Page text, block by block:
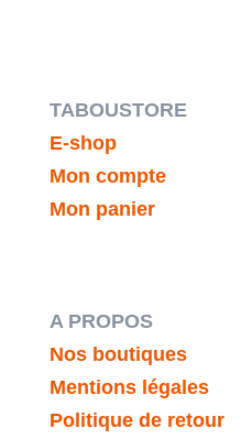
TABOUSTORE
E-shop
Mon compte
Mon panier
A PROPOS
Nos boutiques
Mentions légales
Politique de retour